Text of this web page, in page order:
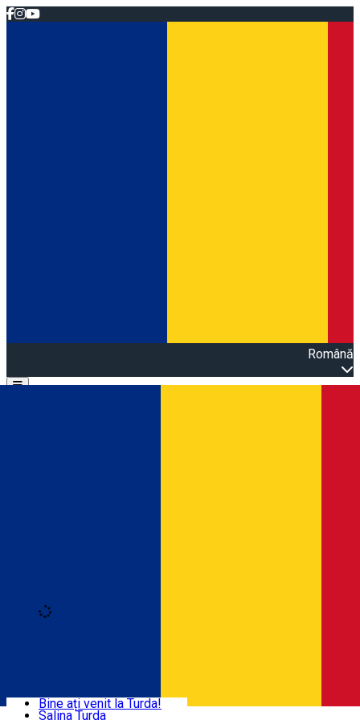
Română
Open main menu
Activități și experiențe
Bine ați venit la Turda!
Salina Turda